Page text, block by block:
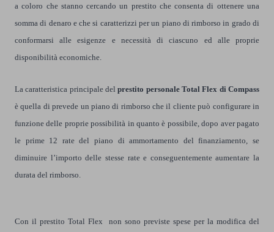
a coloro che stanno cercando un prestito che consenta di ottenere una
somma di denaro e che si caratterizzi per un piano di rimborso in grado di
conformarsi alle esigenze e necessità di ciascuno ed alle proprie
disponibilità economiche.
La caratteristica principale delprestito personale Total Flex di Compass
è quella di prevede un piano di rimborso che il cliente può configurare in
funzione delle proprie possibilità in quanto è possibile, dopo aver pagato
le prime 12 rate del piano di ammortamento del finanziamento, se
diminuire l’importo delle stesse rate e conseguentemente aumentare la
durata del rimborso.
Con il prestito Total Flex non sono previste spese per la modifica del